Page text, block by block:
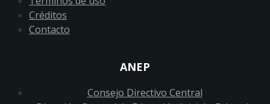
Créditos
Contacto
ANEP
Consejo Directivo Central